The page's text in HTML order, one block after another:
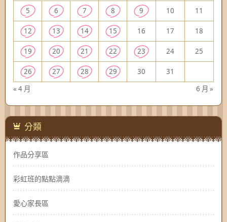
« 4 月 6 月 »
5 6 7 8 9 10 11
12 13 14 15 16 17 18
19 20 21 22 23 24 25
26 27 28 29 30 31
分類
作品分享區
彩虹班的點點滴滴
愛心家長區